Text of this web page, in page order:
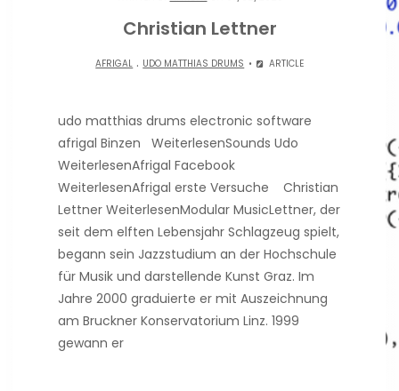
Christian Lettner
AFRIGAL . UDO MATTHIAS DRUMS ARTICLE
udo matthias drums electronic software
afrigal Binzen WeiterlesenSounds Udo
WeiterlesenAfrigal Facebook
WeiterlesenAfrigal erste Versuche Christian
Lettner WeiterlesenModular MusicLettner, der
seit dem elften Lebensjahr Schlagzeug spielt,
begann sein Jazzstudium an der Hochschule
für Musik und darstellende Kunst Graz. Im
Jahre 2000 graduierte er mit Auszeichnung
am Bruckner Konservatorium Linz. 1999
gewann er